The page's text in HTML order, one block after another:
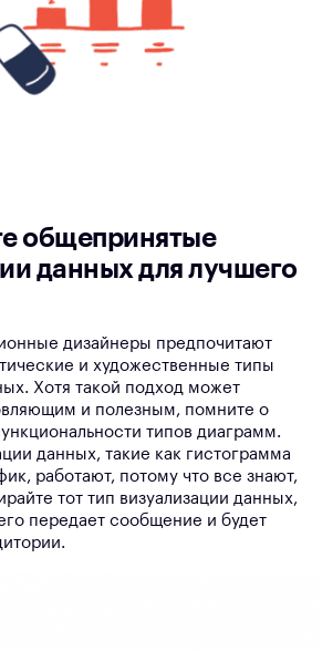
общепринятые
данных для лучшего
дизайнеры предпочитают
и художественные типы
Хотя такой подход может
и полезным, помните о
типов диаграмм.
данных, такие как гистограмма
работают, потому что все знают,
тот тип визуализации данных,
передает сообщение и будет